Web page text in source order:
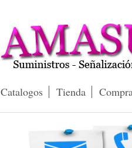
Catalogos Tienda